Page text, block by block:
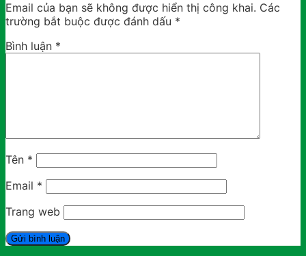
Email của bạn sẽ không được hiển thị công khai. Các
trường bắt buộc được đánh dấu *
Bình luận *
Tên *
Email *
Trang web